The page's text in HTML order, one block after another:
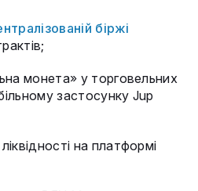
біржі
монета» у торговельних
застосунку Jup
на платформі